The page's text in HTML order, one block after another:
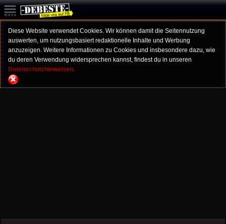
Diese Website verwendet Cookies. Wir können damit die Seitennutzung
auswerten, um nutzungsbasiert redaktionelle Inhalte und Werbung
anzuzeigen. Weitere Informationen zu Cookies und insbesondere dazu, wie
du deren Verwendung widersprechen kannst, findest du in unseren
Datenschutzhinweisen.